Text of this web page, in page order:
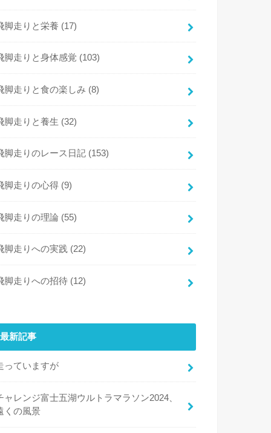
脚走りと栄養 (17)
脚走りと身体感覚 (103)
脚走りと食の楽しみ (8)
脚走りと養生 (32)
脚走りのレース日記 (153)
脚走りの心得 (9)
脚走りの理論 (55)
脚走りへの実践 (22)
脚走りへの招待 (12)
最新記事
っていますが
ャレンジ富士五湖ウルトラマラソン2024、
くの風景